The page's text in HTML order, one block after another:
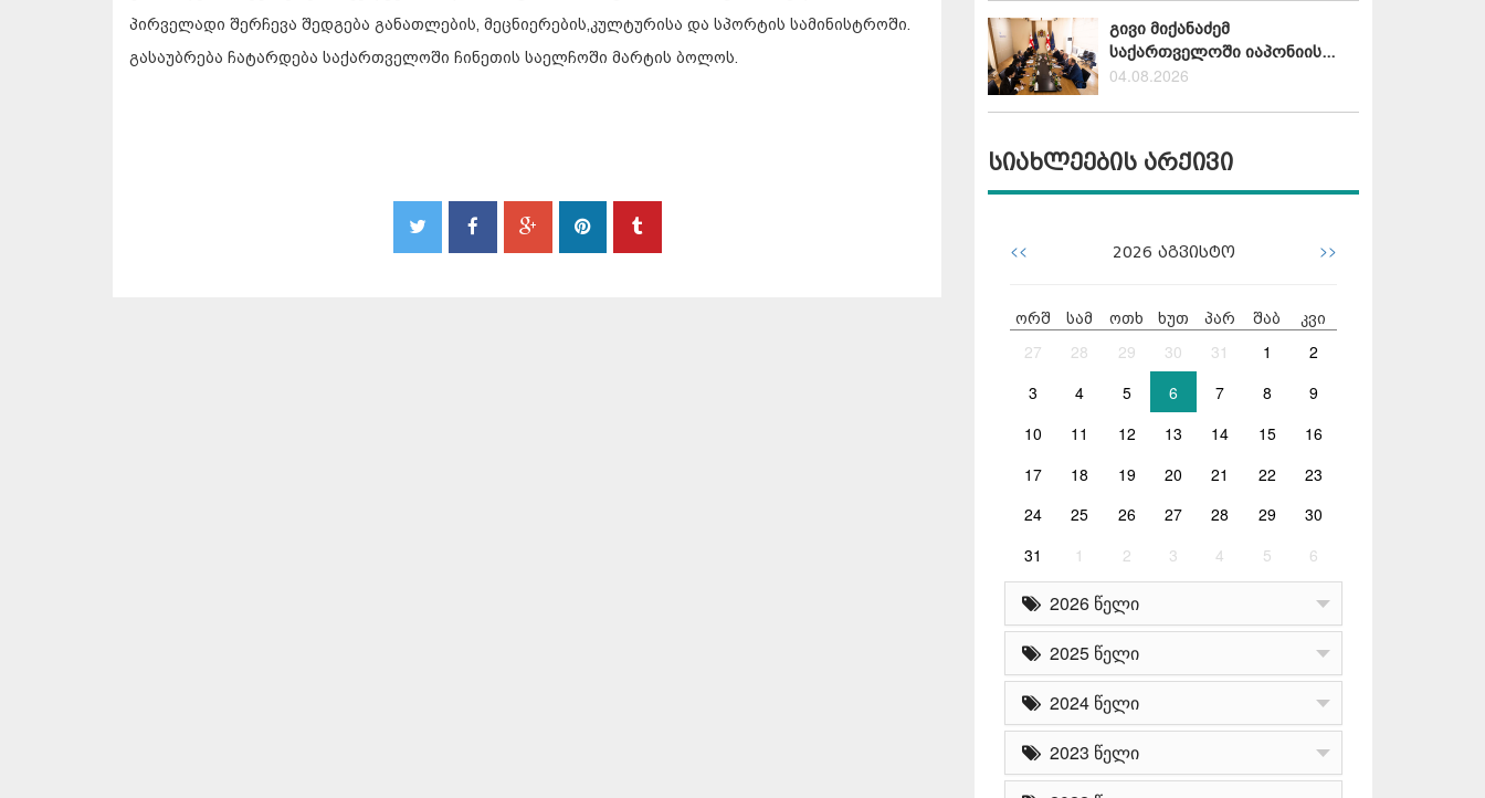
პირველადი შერჩევა შედგება განათლების, მეცნიერების,კულტურისა და სპორტის სამინისტროში.
გასაუბრება ჩატარდება საქართველოში ჩინეთის საელჩოში მარტის ბოლოს.
გივი მიქანაძემ
საქართველოში იაპონიის...
04.08.2026
სიახლეების არქივი
<< 2026 აგვისტო >>
ორშ სამ ოთხ ხუთ პარ შაბ კვი
27 28 29 30 31 1
2
3
4 5 6 7 8
9
10
11 12 13 14 15
16
17
18 19 20 21 22
23
24
25 26 27 28 29
30
31
1 2 3 4 5 6
2026 წელი
2025 წელი
2024 წელი
2023 წელი